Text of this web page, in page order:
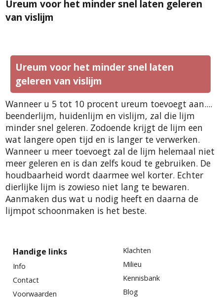
Ureum voor het minder snel laten geleren
van vislijm
Ureum voor het minder snel laten
geleren van vislijm
Wanneer u 5 tot 10 procent ureum toevoegt aan....
beenderlijm, huidenlijm en vislijm, zal die lijm
minder snel geleren. Zodoende krijgt de lijm een
wat langere open tijd en is langer te verwerken.
Wanneer u meer toevoegt zal de lijm helemaal niet
meer geleren en is dan zelfs koud te gebruiken. De
houdbaarheid wordt daarmee wel korter. Echter
dierlijke lijm is zowieso niet lang te bewaren.
Aanmaken dus wat u nodig heeft en daarna de
lijmpot schoonmaken is het beste.
Handige links
Info
Contact
Voorwaarden
Klachten
Milieu
Kennisbank
Blog